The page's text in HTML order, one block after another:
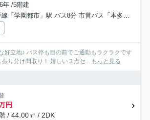
年 /5階建
園都市」駅 バス8分 市営バス「本多聞３丁目」 停歩1分
好立地♪ バス停も目の前でご通勤もラクラクです
り分け間取り！ 嬉しい３点セ... もっと見る
円
/ 44.00㎡ / 2DK